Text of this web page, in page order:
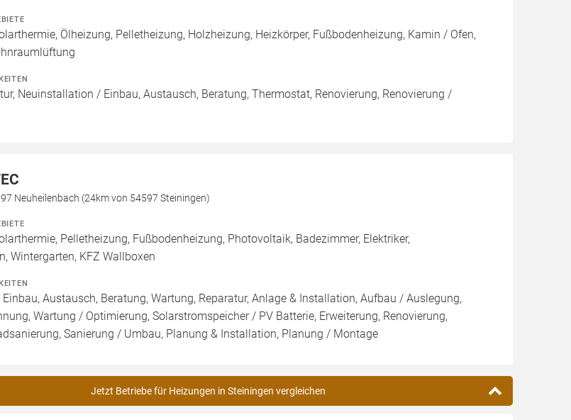
Ölheizung, Pelletheizung, Holzheizung, Heizkörper, Fußbodenheizung, Kamin / Ofen,
Neuinstallation / Einbau, Austausch, Beratung, Thermostat, Renovierung, Renovierung /
Neuheilenbach (24km von 54597 Steiningen)
Pelletheizung, Fußbodenheizung, Photovoltaik, Badezimmer, Elektriker,
Wintergarten, KFZ Wallboxen
Austausch, Beratung, Wartung, Reparatur, Anlage & Installation, Aufbau / Auslegung,
Wartung / Optimierung, Solarstromspeicher / PV Batterie, Erweiterung, Renovierung,
Sanierung / Umbau, Planung & Installation, Planung / Montage
Jetzt Betriebe für Heizungen in Steiningen vergleichen